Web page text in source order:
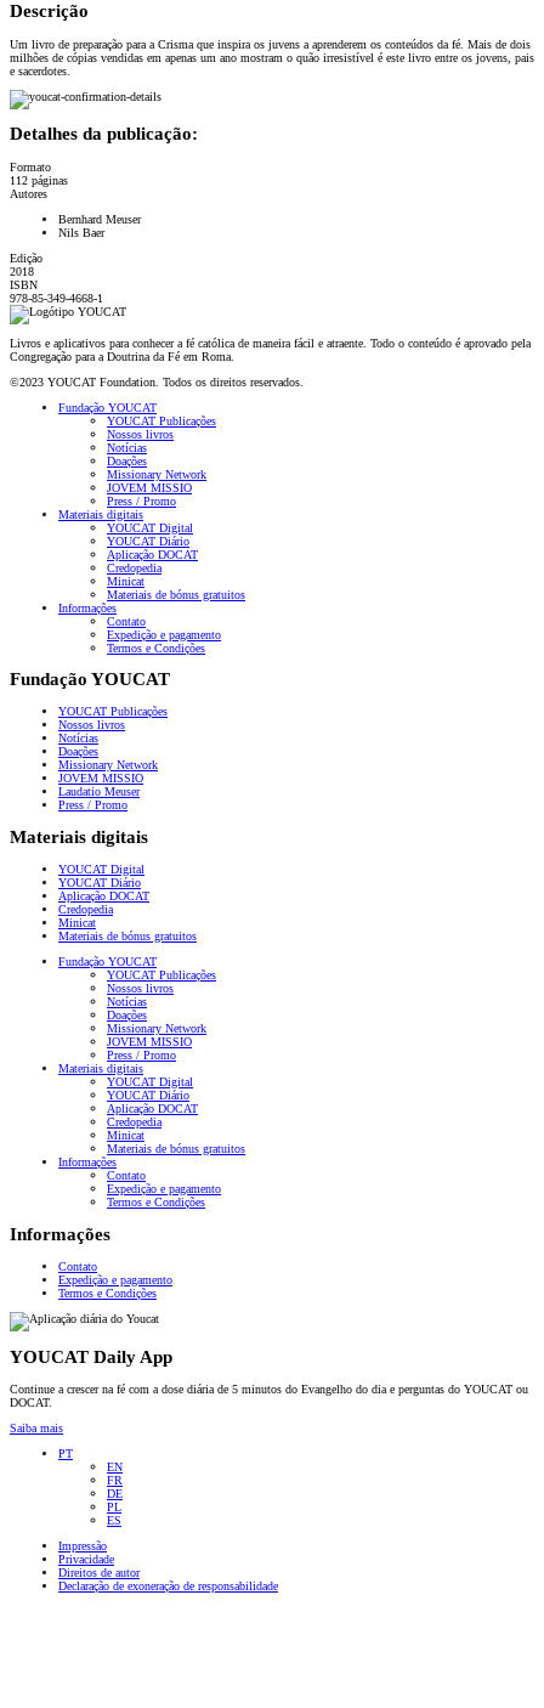
Descrição
Um livro de preparação para a Crisma que inspira os juvens a aprenderem os conteúdos da fé. Mais de dois
milhões de cópias vendidas em apenas um ano mostram o quão irresistível é este livro entre os jovens, pais
e sacerdotes.
Detalhes da publicação:
Formato
112 páginas
Autores
Bernhard Meuser
Nils Baer
Edição
2018
ISBN
978-85-349-4668-1
Livros e aplicativos para conhecer a fé católica de maneira fácil e atraente. Todo o conteúdo é aprovado pela
Congregação para a Doutrina da Fé em Roma.
©2023 YOUCAT Foundation. Todos os direitos reservados.
Fundação YOUCAT
YOUCAT Publicações
Nossos livros
Notícias
Doações
Missionary Network
JOVEM MISSIO
Press / Promo
Materiais digitais
YOUCAT Digital
YOUCAT Diário
Aplicação DOCAT
Credopedia
Minicat
Materiais de bónus gratuitos
Informações
Contato
Expedição e pagamento
Termos e Condições
Fundação YOUCAT
YOUCAT Publicações
Nossos livros
Notícias
Doações
Missionary Network
JOVEM MISSIO
Laudatio Meuser
Press / Promo
Materiais digitais
YOUCAT Digital
YOUCAT Diário
Aplicação DOCAT
Credopedia
Minicat
Materiais de bónus gratuitos
Fundação YOUCAT
YOUCAT Publicações
Nossos livros
Notícias
Doações
Missionary Network
JOVEM MISSIO
Press / Promo
Materiais digitais
YOUCAT Digital
YOUCAT Diário
Aplicação DOCAT
Credopedia
Minicat
Materiais de bónus gratuitos
Informações
Contato
Expedição e pagamento
Termos e Condições
Informações
Contato
Expedição e pagamento
Termos e Condições
YOUCAT Daily App
Continue a crescer na fé com a dose diária de 5 minutos do Evangelho do dia e perguntas do YOUCAT ou
DOCAT.
Saiba mais
PT
EN
FR
DE
PL
ES
Impressão
Privacidade
Direitos de autor
Declaração de exoneração de responsabilidade